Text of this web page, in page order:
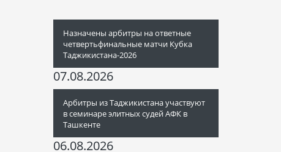
Назначены арбитры на ответные
четвертьфинальные матчи Кубка
Таджикистана-2026
07.08.2026
Арбитры из Таджикистана участвуют
в семинаре элитных судей АФК в
Ташкенте
06.08.2026